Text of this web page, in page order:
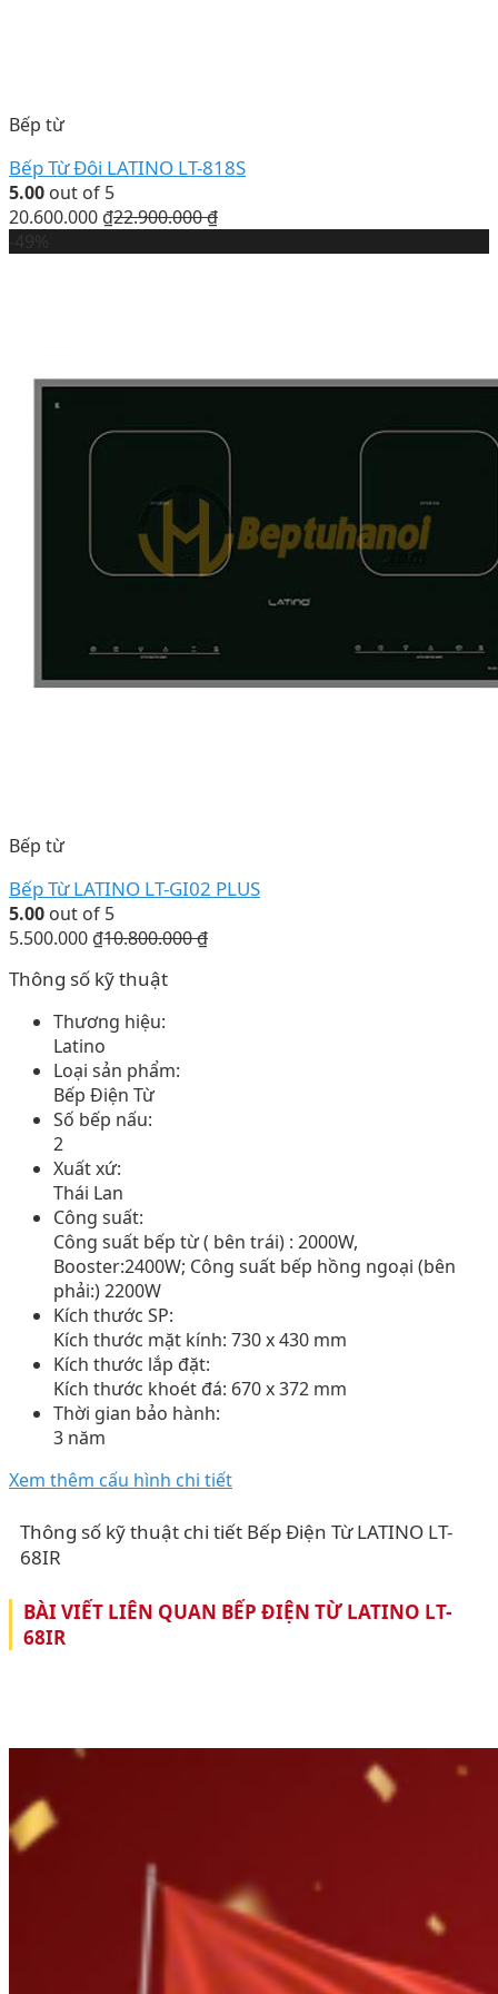
Bếp từ
Bếp Từ Đôi LATINO LT-818S
5.00 out of 5
20.600.000 ₫22.900.000₫
Bếp từ
Bếp Từ LATINO LT-GI02 PLUS
5.00 out of 5
5.500.000 ₫10.800.000₫
Thông số kỹ thuật
Thương hiệu:
Latino
Loại sản phẩm:
Bếp Điện Từ
Số bếp nấu:
2
Xuất xứ:
Thái Lan
Công suất:
Công suất bếp từ ( bên trái) : 2000W,
Booster:2400W; Công suất bếp hồng ngoại (bên
phải:) 2200W
Kích thước SP:
Kích thước mặt kính: 730 x 430 mm
Kích thước lắp đặt:
Kích thước khoét đá: 670 x 372 mm
Thời gian bảo hành:
3 năm
Xem thêm cấu hình chi tiết
Thông số kỹ thuật chi tiết Bếp Điện Từ LATINO LT-
68IR
BÀI VIẾT LIÊN QUAN BẾP ĐIỆN TỪ LATINO LT-
68IR